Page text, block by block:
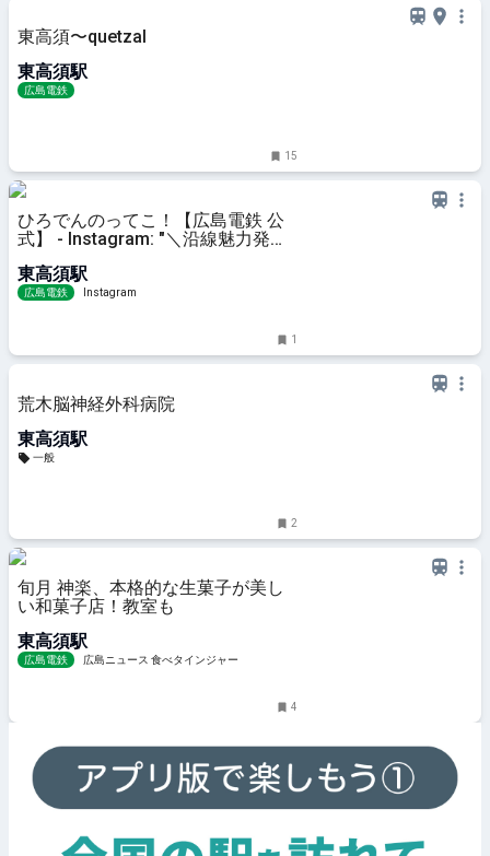
東高須〜quetzal
東高須駅
広島電鉄
15
ひろでんのってこ！【広島電鉄 公
式】 - Instagram: "＼沿線魅力発見
スタッフが広電沿線の魅力的なスポ
ットの情報を発見する「沿線魅力発
東高須駅
広島電鉄 Instagram
1
荒木脳神経外科病院
東高須駅
一般
2
旬月 神楽、本格的な生菓子が美し
い和菓子店！教室も
東高須駅
広島電鉄 広島ニュース 食べタインジャー
4